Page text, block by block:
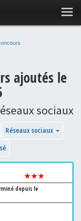
ajoutés le
sociaux
Réseaux sociaux
★★★
depuis le